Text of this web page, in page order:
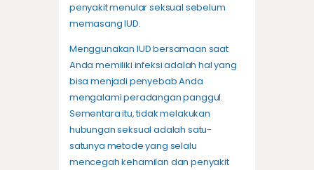
penyakit menular seksual sebelum
memasang IUD.
Menggunakan IUD bersamaan saat
Anda memiliki infeksi adalah hal yang
bisa menjadi penyebab Anda
mengalami peradangan panggul.
Sementara itu, tidak melakukan
hubungan seksual adalah satu-
satunya metode yang selalu
mencegah kehamilan dan penyakit